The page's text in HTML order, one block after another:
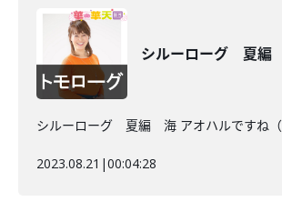
シルーローグ 夏
シルーローグ 夏編 海 アオハルですね（
2023.08.21 |00:04:28